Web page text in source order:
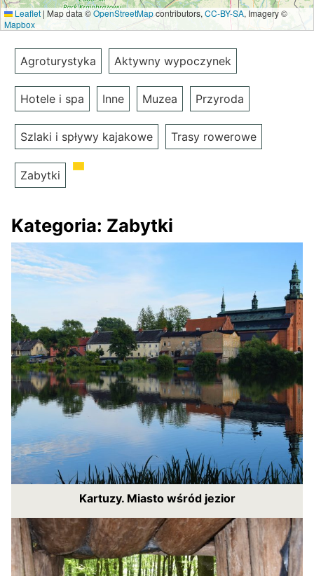
Leaflet | Map data ©OpenStreetMapcontributors, CC-BY-SA, Imagery ©
Mapbox
Agroturystyka Aktywny wypoczynek
Hotele i spa Inne Muzea Przyroda
Szlaki i spływy kajakowe Trasy rowerowe
Zabytki
Kategoria: Zabytki
Kartuzy. Miasto wśród jezior